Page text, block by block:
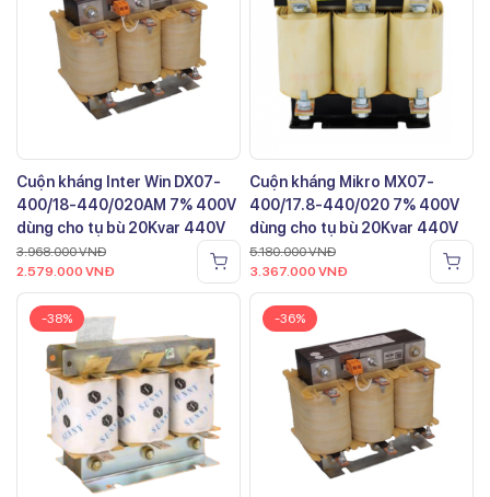
Cuộn kháng Inter Win DX07-
400/18-440/020AM 7% 400V
dùng cho tụ bù 20Kvar 440V
3.968.000VNĐ
2.579.000 VNĐ
Cuộn kháng Mikro MX07-
400/17.8-440/020 7% 400V
dùng cho tụ bù 20Kvar 440V
5.180.000VNĐ
3.367.000 VNĐ
-38% -36%